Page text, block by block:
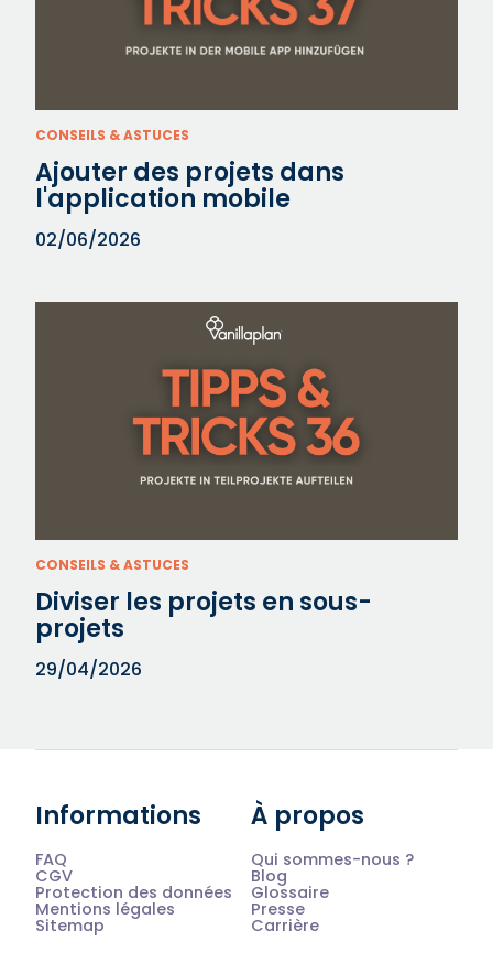
CONSEILS & ASTUCES
Ajouter des projets dans
l'application mobile
02/06/2026
CONSEILS & ASTUCES
Diviser les projets en sous-
projets
29/04/2026
Informations
FAQ
CGV
Protection des données
Mentions légales
Sitemap
À propos
Qui sommes-nous ?
Blog
Glossaire
Presse
Carrière